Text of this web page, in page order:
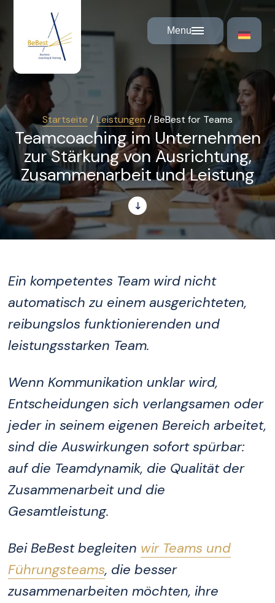
Menu
Startseite /Leistungen /BeBest for Teams
Teamcoaching im Unternehmen
zur Stärkung von Ausrichtung,
Zusammenarbeit und Leistung
Ein kompetentes Team wird nicht
automatisch zu einem ausgerichteten,
reibungslos funktionierenden und
leistungsstarken Team.
Wenn Kommunikation unklar wird,
Entscheidungen sich verlangsamen oder
jeder in seinem eigenen Bereich arbeitet,
sind die Auswirkungen sofort spürbar:
auf die Teamdynamik, die Qualität der
Zusammenarbeit und die
Gesamtleistung.
Bei BeBest begleiten wir Teams und
Führungsteams, die besser
zusammenarbeiten möchten, ihre
Cookie-Einstellungen